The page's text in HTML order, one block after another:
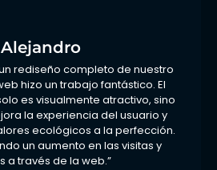
Alejandro
rediseño completo de nuestro
hizo un trabajo fantástico. El
es visualmente atractivo, sino
la experiencia del usuario y
ecológicos a la perfección.
un aumento en las visitas y
a través de la web.”